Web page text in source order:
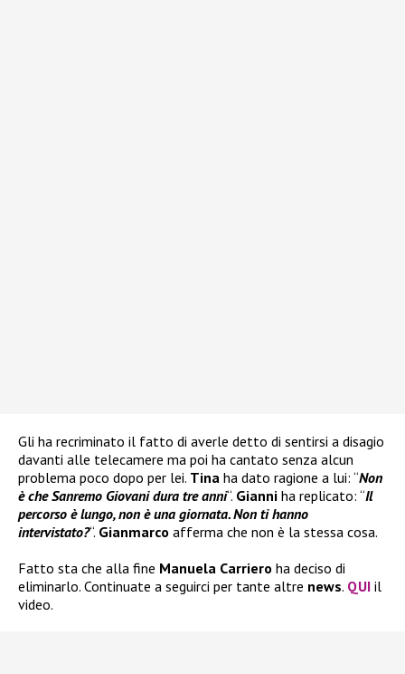
Gli ha recriminato il fatto di averle detto di sentirsi a disagio
davanti alle telecamere ma poi ha cantato senza alcun
problema poco dopo per lei. Tina ha dato ragione a lui: “Non
è che Sanremo Giovani dura tre anni“. Gianni ha replicato: “Il
percorso è lungo, non è una giornata. Non ti hanno
intervistato?“. Gianmarco afferma che non è la stessa cosa.
Fatto sta che alla fine Manuela Carriero ha deciso di
eliminarlo. Continuate a seguirci per tante altre news. QUI il
video.